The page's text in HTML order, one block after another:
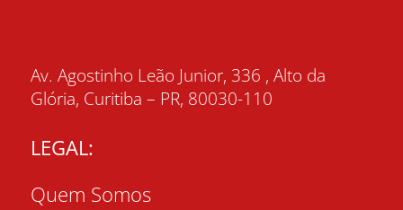
Av. Agostinho Leão Junior, 336 , Alto da
Glória, Curitiba – PR, 80030-110
LEGAL:
Quem Somos